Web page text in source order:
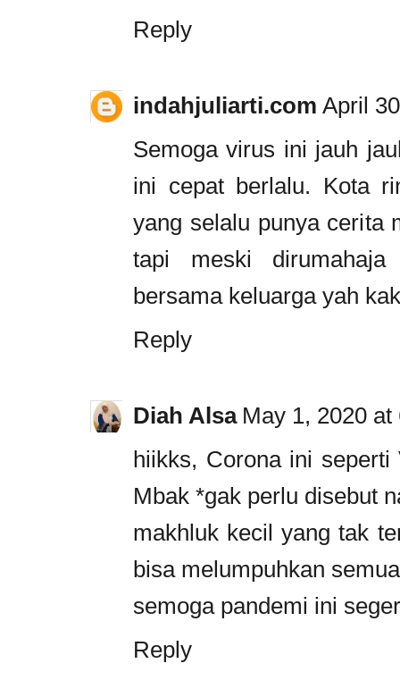
Reply
indahjuliarti.com April
Semoga virus ini jauh
ini cepat berlalu. Kota
yang selalu punya cerita
tapi meski
bersama keluarga yah kak
Reply
Diah Alsa May 1, 2020 at
hiikks, Corona ini
Mbak *gak perlu disebut
makhluk kecil yang tak
bisa melumpuhkan
semoga pandemi ini
Reply